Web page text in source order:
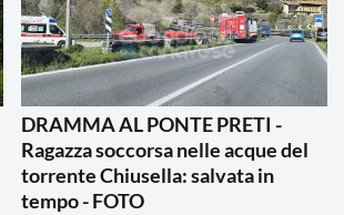
DRAMMA AL PONTE PRETI -
Ragazza soccorsa nelle acque del
torrente Chiusella: salvata in
tempo - FOTO